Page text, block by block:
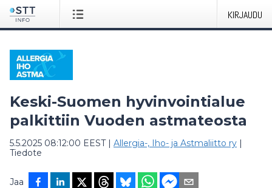
KIRJAUDU
Keski-Suomen hyvinvointialue
palkittiin Vuoden astmateosta
5.5.2025 08:12:00 EEST| Allergia-, Iho- ja Astmaliitto ry |
Tiedote
Jaa